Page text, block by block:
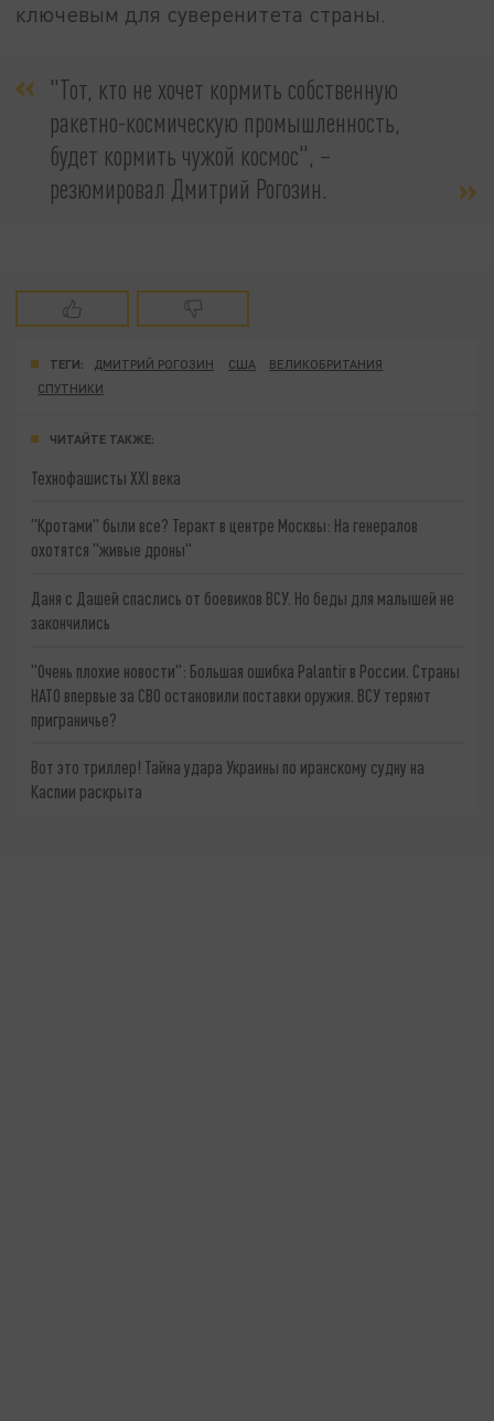
ключевым для суверенитета страны.
"Тот, кто не хочет кормить собственную
ракетно-космическую промышленность,
будет кормить чужой космос", –
резюмировал Дмитрий Рогозин.
ТЕГИ: ДМИТРИЙ РОГОЗИН США
ВЕЛИКОБРИТАНИЯ
СПУТНИКИ
ЧИТАЙТЕ ТАКЖЕ:
Технофашисты XXI века
"Кротами" были все? Теракт в центре Москвы: На генералов
охотятся "живые дроны"
Даня с Дашей спаслись от боевиков ВСУ. Но беды для малышей не
закончились
"Очень плохие новости": Большая ошибка Palantir в России. Страны
НАТО впервые за СВО остановили поставки оружия. ВСУ теряют
приграничье?
Вот это триллер! Тайна удара Украины по иранскому судну на
Каспии раскрыта